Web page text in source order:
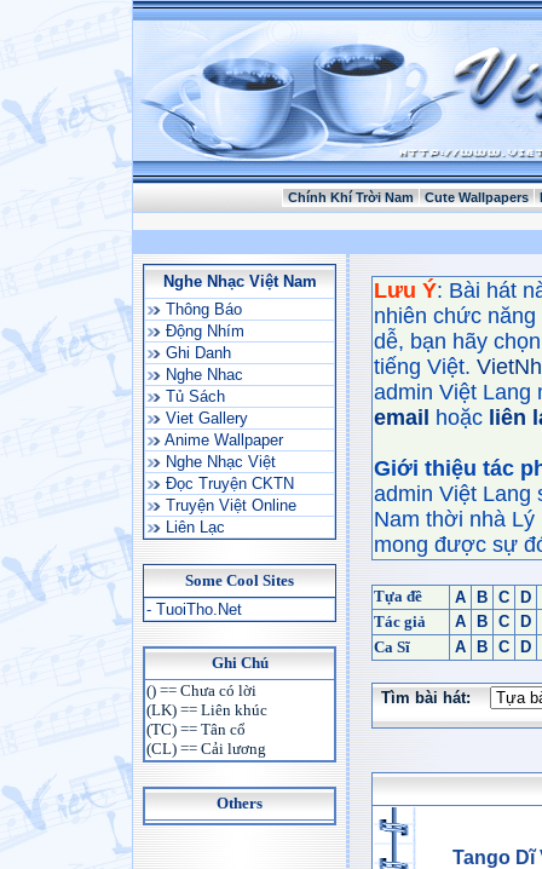
Chính Khí Trời Nam Cute Wallpapers
Nghe Nhạc Việt Nam
Thông Báo
Động Nhím
Ghi Danh
Nghe Nhac
Tủ Sách
Viet Gallery
Anime Wallpaper
Nghe Nhạc Việt
Đọc Truyện CKTN
Truyện Việt Online
Liên Lạc
Some Cool Sites
- TuoiTho.Net
Ghi Chú
() == Chưa có lời
(LK) == Liên khúc
(TC) == Tân cổ
(CL) == Cải lương
Others
Lưu Ý: Bài hát
nhiên chức
dễ, bạn hãy
tiếng Việt.
admin Việt Lang
email
hoặc liên
Giới thiệu tác
admin Việt Lang
Nam thời nhà
mong được sự
Tựa đề A B C
D
Tác giả
A B C
D
Ca Sĩ
A B C D
Tìm bài hát:
Tango Dĩ